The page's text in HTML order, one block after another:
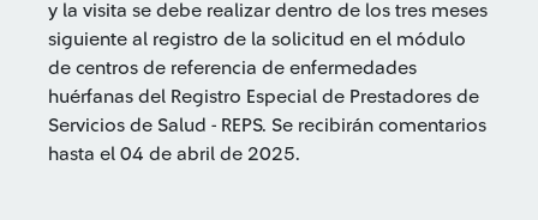
y la visita se debe realizar dentro de los tres meses
siguiente al registro de la solicitud en el módulo
de centros de referencia de enfermedades
huérfanas del Registro Especial de Prestadores de
Servicios de Salud - REPS. Se recibirán comentarios
hasta el 04 de abril de 2025.